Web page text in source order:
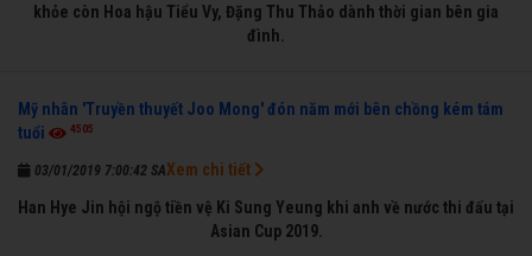
khỏe còn Hoa hậu Tiểu Vy, Đặng Thu Thảo dành thời gian bên gia
đình.
Mỹ nhân 'Truyền thuyết Joo Mong' đón năm mới bên chồng kém tám
tuổi
4505
03/01/2019 7:00:42 SA
Han Hye Jin hội ngộ tiền vệ Ki Sung Yeung khi anh về nước thi đấu tại
Asian Cup 2019.
Xem chi tiết